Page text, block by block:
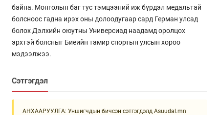
байна. Монголын баг тус тэмцээний иж бүрдэл медальтай
болсноос гадна ирэх оны долоодугаар сард Герман улсад
болох Дэлхийн оюутны Универсиад наадамд оролцох
эрхтэй болсныг Биеийн тамир спортын улсын хороо
мэдээлжээ.
Сэтгэгдэл
АНХААРУУЛГА: Уншигчдын бичсэн сэтгэгдэлд Asuudal.mn